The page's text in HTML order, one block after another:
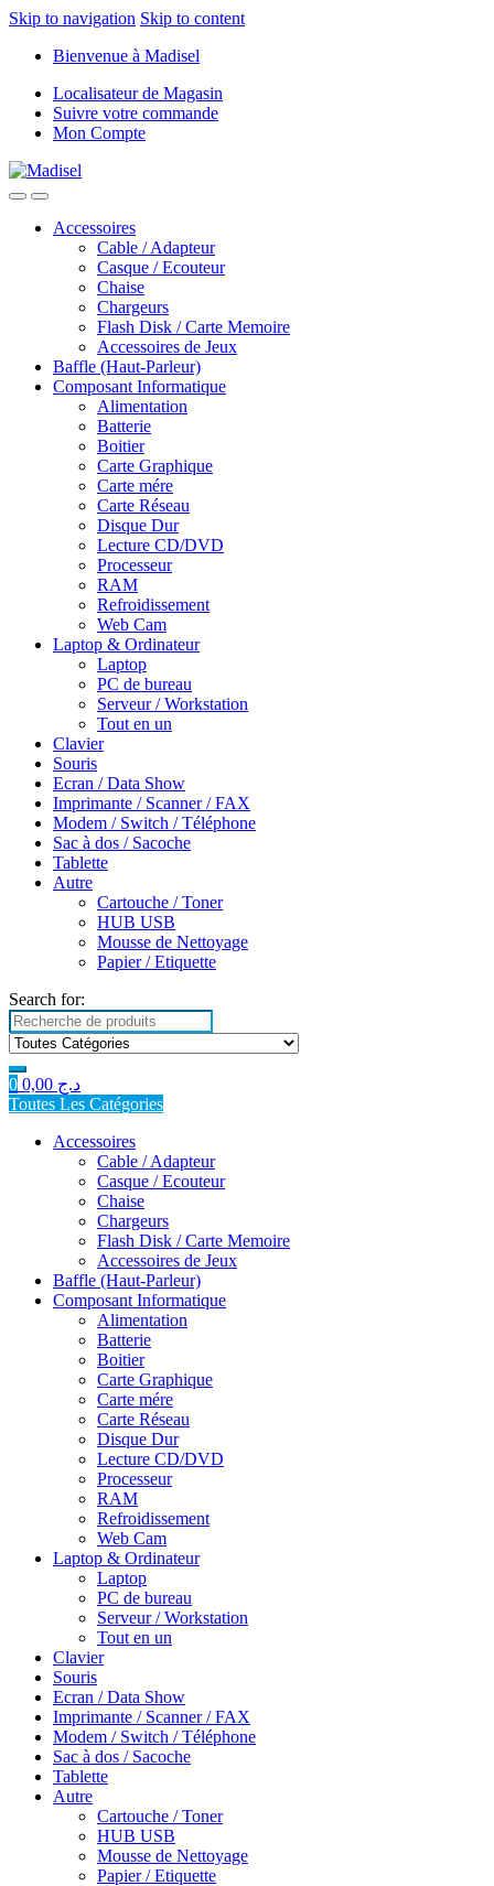
Skip to navigation Skip to content
Bienvenue à Madisel
Localisateur de Magasin
Suivre votre commande
Mon Compte
Accessoires
Cable / Adapteur
Casque / Ecouteur
Chaise
Chargeurs
Flash Disk / Carte Memoire
Accessoires de Jeux
Baffle (Haut-Parleur)
Composant Informatique
Alimentation
Batterie
Boitier
Carte Graphique
Carte mére
Carte Réseau
Disque Dur
Lecture CD/DVD
Processeur
RAM
Refroidissement
Web Cam
Laptop & Ordinateur
Laptop
PC de bureau
Serveur / Workstation
Tout en un
Clavier
Souris
Ecran / Data Show
Imprimante / Scanner / FAX
Modem / Switch / Téléphone
Sac à dos / Sacoche
Tablette
Autre
Cartouche / Toner
HUB USB
Mousse de Nettoyage
Papier / Etiquette
Search for:
0 د.ج
Toutes Les Catégories
Accessoires
Cable / Adapteur
Casque / Ecouteur
Chaise
Chargeurs
Flash Disk / Carte Memoire
Accessoires de Jeux
Baffle (Haut-Parleur)
Composant Informatique
Alimentation
Batterie
Boitier
Carte Graphique
Carte mére
Carte Réseau
Disque Dur
Lecture CD/DVD
Processeur
RAM
Refroidissement
Web Cam
Laptop & Ordinateur
Laptop
PC de bureau
Serveur / Workstation
Tout en un
Clavier
Souris
Ecran / Data Show
Imprimante / Scanner / FAX
Modem / Switch / Téléphone
Sac à dos / Sacoche
Tablette
Autre
Cartouche / Toner
HUB USB
Mousse de Nettoyage
Papier / Etiquette